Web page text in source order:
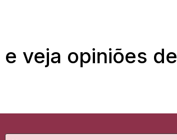
veja opiniões